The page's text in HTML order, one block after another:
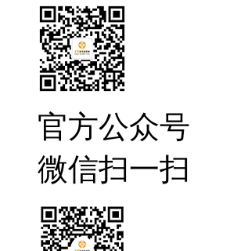
官方公众号
微信扫一扫